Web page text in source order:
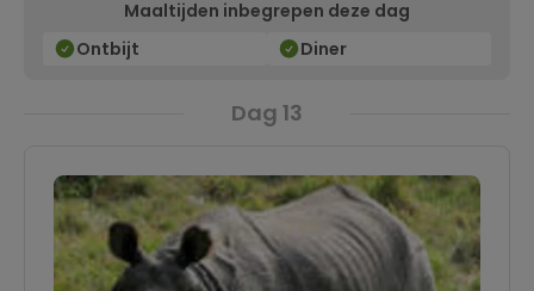
Maaltijden inbegrepen deze dag
Ontbijt
Diner
Dag 13